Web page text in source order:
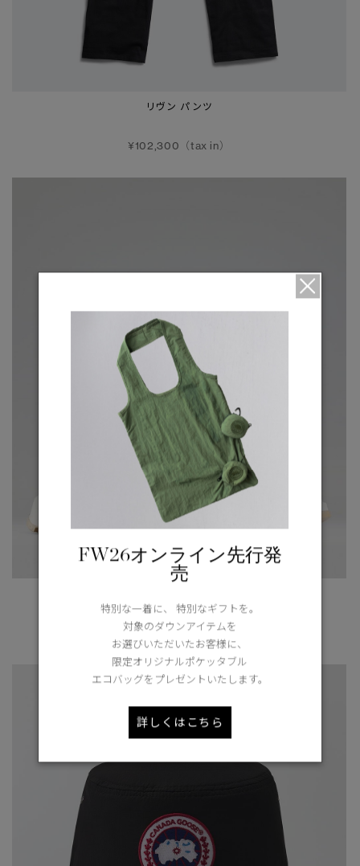
リヴン パンツ
¥102,300（tax in）
¥123,200（tax in）
FW26オンライン先行発
売
特別な一着に、 特別なギフトを。
対象のダウンアイテムを
お選びいただいたお客様に、
限定オリジナルポケッタブル
エコバッグをプレゼントいたします。
詳しくはこちら